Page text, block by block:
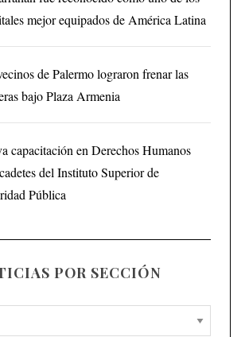
mejor equipados de América Latina
de Palermo lograron frenar las
bajo Plaza Armenia
capacitación en Derechos Humanos
del Instituto Superior de
Pública
POR SECCIÓN